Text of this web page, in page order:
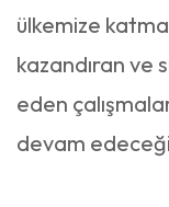
ülkemize
kazandıran ve
eden
devam